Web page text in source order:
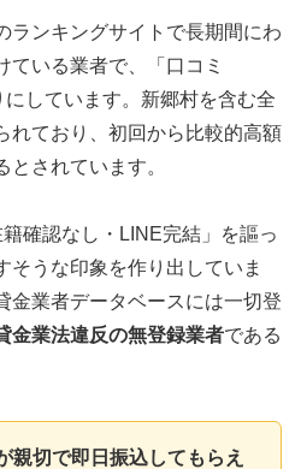
ランキングサイトで長期間にわ
ている業者で、「口コミ
しています。新郷村を含む全
れており、初回から比較的高額
されています。
確認なし・LINE完結」を謳っ
そうな印象を作り出していま
金業者データベースには一切登
金業法違反の無登録業者である
親切で即日振込してもらえ